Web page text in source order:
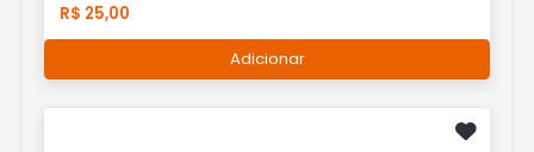
R$ 25,00
Adicionar